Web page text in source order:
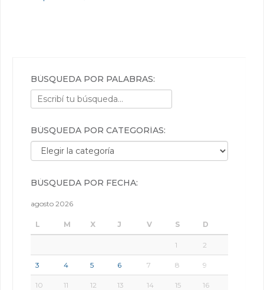
BÚSQUEDA POR PALABRAS:
BÚSQUEDA POR CATEGORÍAS:
Búsqueda por categorías:
BÚSQUEDA POR FECHA:
agosto 2026
L M X J V S D
1 2
3 4 5 6 7 8 9
10 11 12 13 14 15 16